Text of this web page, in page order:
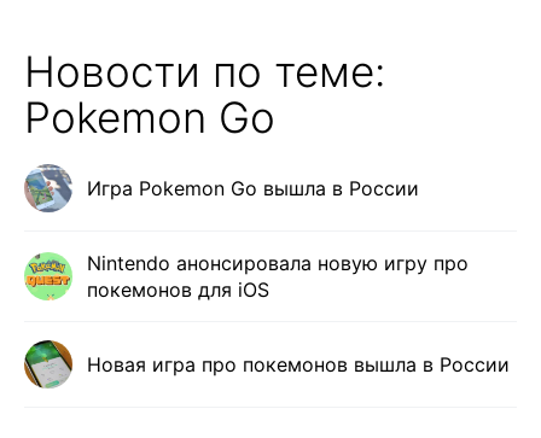
Новости по теме:
Pokemon Go
Игра Pokemon Go вышла в России
Nintendo анонсировала новую игру про
покемонов для iOS
Новая игра про покемонов вышла в России